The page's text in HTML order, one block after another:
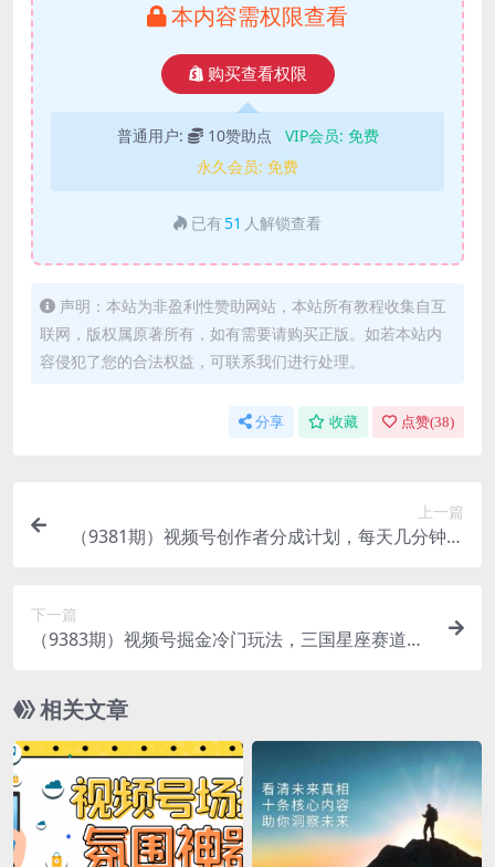
本内容需权限查看
购买查看权限
普通用户: 10赞助点 VIP会员: 免费
永久会员: 免费
已有 51 人解锁查看
声明：本站为非盈利性赞助网站，本站所有教程收集自互
联网，版权属原著所有，如有需要请购买正版。如若本站内
容侵犯了您的合法权益，可联系我们进行处理。
分享 收藏 点赞(38)
上一篇
（9381期）视频号创作者分成计划，每天几分钟，
下一篇
（9383期）视频号掘金冷门玩法，三国星座赛道，
相关文章